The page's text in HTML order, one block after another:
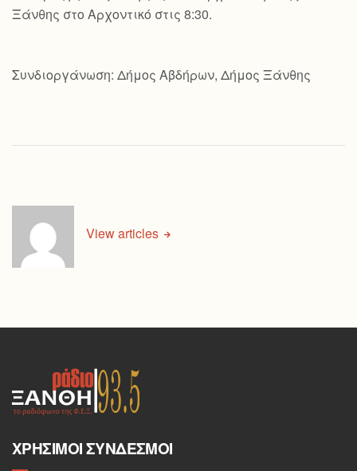
Ξάνθης στο Αρχοντικό στις 8:30.
Συνδιοργάνωση: Δήμος Αβδήρων, Δήμος Ξάνθης
View articles
ΧΡΉΣΙΜΟΙ ΣΎΝΔΕΣΜΟΙ